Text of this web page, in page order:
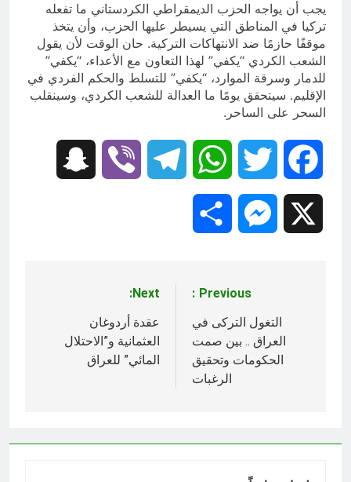
يجب أن يواجه الحزب الديمقراطي الكردستاني ما تفعله
تركيا في المناطق التي يسيطر عليها الحزب، وأن يتخذ
موقفًا حازمًا ضد الانتهاكات التركية. حان الوقت لأن يقول
الشعب الكردي “يكفي” لهذا التعاون مع الأعداء، “يكفي”
للدمار وسرقة الموارد، “يكفي” للتسلط والحكم الفردي في
الإقليم. سيتحقق يومًا ما العدالة للشعب الكردي، وسينقلب
السحر على الساحر.
Facebook
Twitter
WhatsApp
Telegram
Viber
Messenger
المقالات
Previous:
التغول التركى في
العراق .. بين صمت
الحكومات وتحقيق
الرغبات
Next:
عقدة أردوغان
العثمانية و”الاحتلال
المائي” للعراق